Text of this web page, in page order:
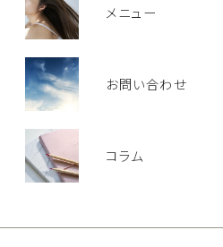
メニュー
お問い合わせ
コラム